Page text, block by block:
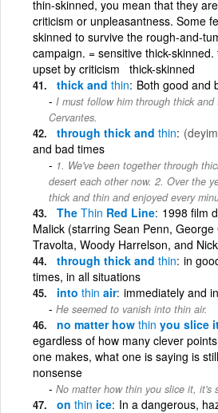
thin-skinned, you mean that they
criticism or unpleasantness. Some
skinned to survive the rough-and-
campaign. = sensitive thick-
upset by criticism thick-skinned
thick and thin Both good and
I must follow him through thick
Cervantes.
through thick and thin
and bad times
1. We've been together through
desert each other now. 2. Over the
thick and thin and enjoyed every
The Thin Red Line 1998 film
Malick (starring Sean Penn, George
Travolta, Woody Harrelson, and
through thick and thin in
times, in all situations
into thin air immediately and
He seemed to vanish into thin air.
no matter how thin you slice
egardless of how many clever
one makes, what one is saying is
nonsense
No matter how thin you slice it, it's
on thin ice In a dangerous,